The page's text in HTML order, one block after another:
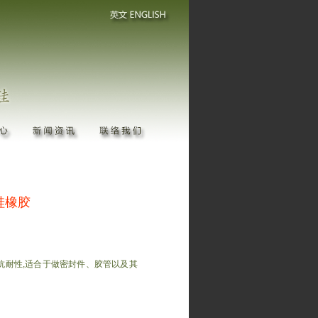
橡胶
性,适合于做密封件、胶管以及其